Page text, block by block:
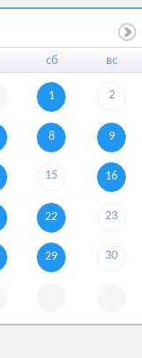
сб вс
1 2
8 9
15 16
22 23
29 30